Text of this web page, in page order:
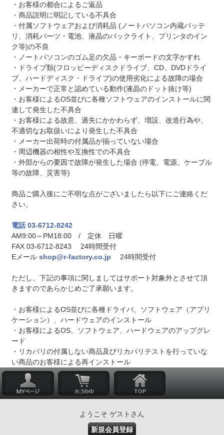
・お客様の都合によるご返品
・商品説明に明記している不具合
・付属ソフトウェアおよび消耗品 (ノートパソコン内蔵バッテ
リ、消耗パーツ・電池、液晶のバックライト、プリンタのイン
ク等)の不良
・ノートパソコンのゴム足の欠品・キーボードの文字かすれ
・ドライブ類(フロッピーディスクドライブ、CD、DVDドライ
ブ、ハードディスク・ドライブ)の使用劣化による故障の場合
・メーカーで正常と認めている動作(液晶のドット抜け等)
・お客様によるOS並びに各種ソフトウェアのインストールに関
連して発生した不具合
・お客様による故意、過失にかかわらず、増設、改造行為や、
不適切なお取扱いにより発生した不具合
・メーカー出荷時の付属品が揃っていない場合
・周辺機器の相性や互換性での不具合
・外部からの要因で故障が発生した場合 (停電、電源、ケーブル
等の故障、災害等)
商品ご購入後にご不明な点がございましたら以下にご連絡くだ
さい。
電話 03-6712-8242
AM9:00～PM18:00 / 定休 日曜
FAX 03-6712-8243 24時間受付
Eメール shop@r-factory.co.jp 24時間受付
ただし、下記の事項に関しましてはサポート対象外とさせて頂
きますのであらかじめご了承願います。
・お客様によるOS並びに各種ドライバ、ソフトウェア（アプリ
ケーション）、ハードウェアのインストール
・お客様によるOS、ソフトウェア、ハードウェアのアップグレ
ード
・リカバリの付属しない商品及びリカバリテストを行っていな
い商品のお客様による再インストール
ようこそ ゲストさん
新規会員登録